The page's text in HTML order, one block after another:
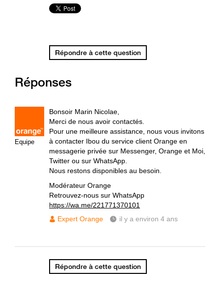
Répondre à cette question
Réponses
Equipe
Bonsoir Marin Nicolae,
Merci de nous avoir contactés.
Pour une meilleure assistance, nous vous invitons
à contacter Ibou du service client Orange en
messagerie privée sur Messenger, Orange et Moi,
Twitter ou sur WhatsApp.
Nous restons disponibles au besoin.
Modérateur Orange
Retrouvez-nous sur WhatsApp
https://wa.me/221771370101
Expert Orange
il y a environ 4 ans
Répondre à cette question